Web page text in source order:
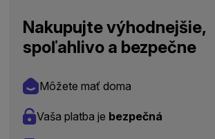
Nakupujte výhodnejšie,
spoľahlivo a bezpečne
Môžete mať doma
Vaša platba je bezpečná